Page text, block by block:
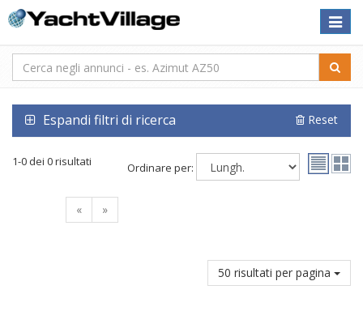
Toggle
Espandi filtri di ricerca Reset
1-0 dei 0 risultati Ordinare per:
« »
50 risultati per pagina